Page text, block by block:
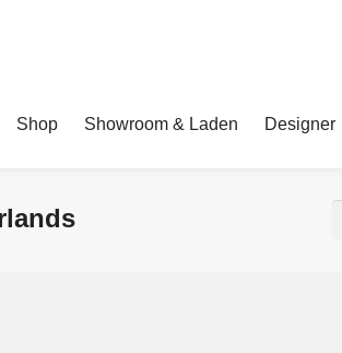
Shop Showroom & Laden Designer